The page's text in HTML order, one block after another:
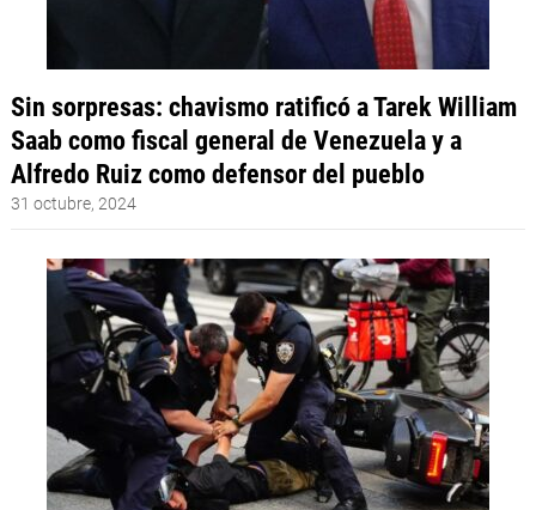
Sin sorpresas: chavismo ratificó a Tarek William
Saab como fiscal general de Venezuela y a
Alfredo Ruiz como defensor del pueblo
31 octubre, 2024